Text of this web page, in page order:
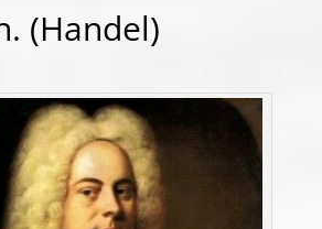
(Handel)